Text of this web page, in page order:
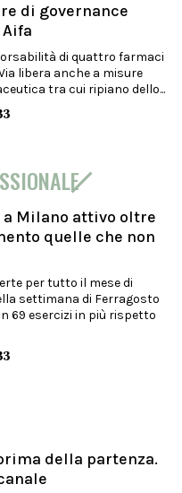
di governance
di quattro farmaci
libera anche a misure
tra cui ripiano dello...
Milano attivo oltre
quelle che non
per tutto il mese di
settimana di Ferragosto
69 esercizi in più rispetto
della partenza.